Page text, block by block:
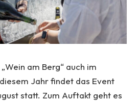
am Berg“ auch im
Jahr findet das Event
statt. Zum Auftakt geht es